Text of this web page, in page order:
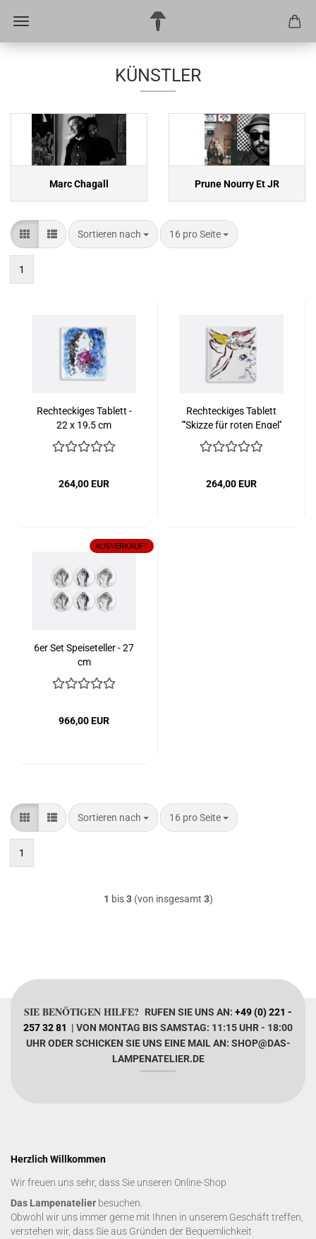
KÜNSTLER
Marc Chagall Prune Nourry Et JR
Sortieren nach
Sortieren nach 16 pro Seite
pro Seite
1
Rechteckiges Tablett -
22 x 19,5 cm
264,00 EUR
Rechteckiges Tablett
"''Skizze für roten Engel''
- 21 x 17 cm
264,00 EUR
AUSVERKAUFT
6er Set Speiseteller - 27
cm
966,00 EUR
Sortieren nach
Sortieren nach 16 pro Seite
pro Seite
1
1 bis3(von insgesamt 3)
SIE BENÖTIGEN HILFE? RUFEN SIE UNS AN: +49 (0) 221 -
257 32 81 | VON MONTAG BIS SAMSTAG: 11:15 UHR - 18:00
UHR ODER SCHICKEN SIE UNS EINE MAIL AN: SHOP@DAS-
LAMPENATELIER.DE
Herzlich Willkommen
Wir freuen uns sehr, dass Sie unseren Online-Shop
Das Lampenatelier besuchen.
Obwohl wir uns immer gerne mit Ihnen in unserem Geschäft treffen,
verstehen wir, dass Sie aus Gründen der Bequemlichkeit